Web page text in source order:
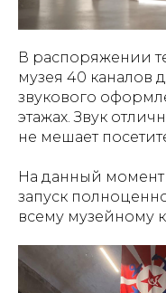
В распоряжении
музея 40 каналов
звукового
этажах. Звук
не мешает
На данный момент
запуск
всему музейному